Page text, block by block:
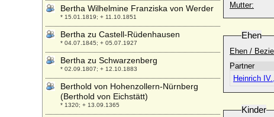
Mutter:
Ehen
Ehen /
Partner
Heinrich
Kinder
Bertha Wilhelmine Franziska von Werder
* 15.01.1819; + 11.10.1851
Bertha zu Castell-Rüdenhausen
* 04.07.1845; + 05.07.1927
Bertha zu Schwarzenberg
* 02.09.1807; + 12.10.1883
Berthold von Hohenzollern-Nürnberg
(Berthold von Eichstätt)
* 1320; + 13.09.1365